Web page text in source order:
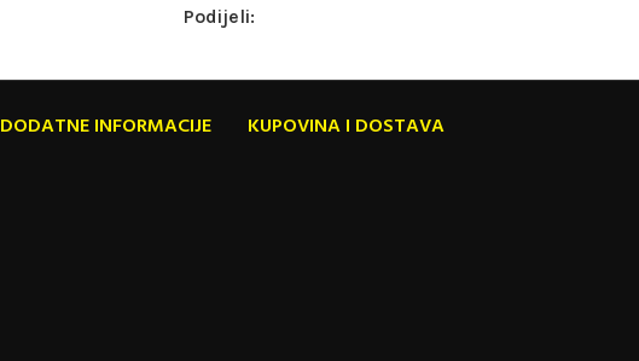
Podijeli:
DODATNE INFORMACIJE KUPOVINA I DOSTAVA